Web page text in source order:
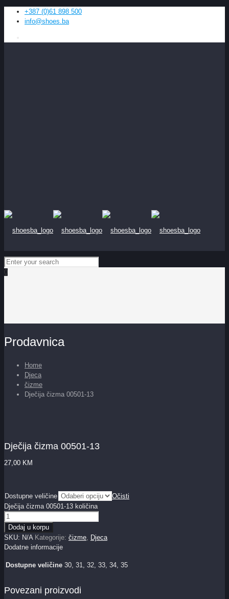
+387 (0)61 898 500
info@shoes.ba
0
Prodavnica
Home
Djeca
čizme
Dječija čizma 00501-13
Dječija čizma 00501-13
27,00 KM
Dostupne veličine
Očisti
Dječija čizma 00501-13 količina
Dodaj u korpu
SKU: N/A Kategorije: čizme, Djeca
Dodatne informacije
Dostupne veličine 30, 31, 32, 33, 34, 35
Povezani proizvodi